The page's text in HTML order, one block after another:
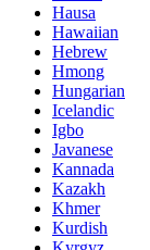
Hausa
Hawaiian
Hebrew
Hmong
Hungarian
Icelandic
Igbo
Javanese
Kannada
Kazakh
Khmer
Kurdish